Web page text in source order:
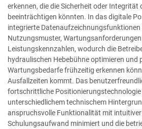
erkennen, die die Sicherheit oder Integrität
beeinträchtigen könnten. In das digitale
integrierte Datenaufzeichnungsfunktionen
Nutzungsmuster, Wartungsanforderungen
Leistungskennzahlen, wodurch die
hydraulischen Hebebühne optimieren und
Wartungsbedarfe frühzeitig erkennen
Ausfallzeiten kommt. Das
fortschrittliche Positionierungstechnologie
unterschiedlichem technischem
anspruchsvolle Funktionalität mit
Schulungsaufwand minimiert und die